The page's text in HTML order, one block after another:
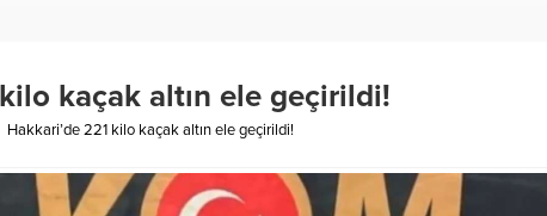
kaçak altın ele geçirildi!
Hakkari’de 221 kilo kaçak altın ele geçirildi!